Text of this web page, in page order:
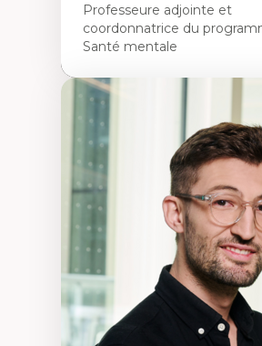
Professeure adjointe et
coordonnatrice du
Santé mentale
Expertises
Neuropsychiatrie et
Direction d'essais cliniques
Analyse des politiques et
mentale
Développement de protocoles
cliniques
Collaboration
Leadership en recherche
Développement de cadres
Collaboration avec des
pharmaceutiques
Rédaction de publications et de
politiques
Enseignement et mentorat